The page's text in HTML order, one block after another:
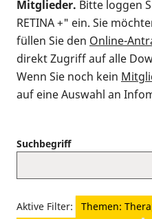
Mitglieder. Bitte loggen
RETINA +" ein. Sie
füllen Sie den Online-
direkt Zugriff auf alle
Wenn Sie noch kein
auf eine Auswahl an
Suchbegriff
Aktive Filter:
Themen: